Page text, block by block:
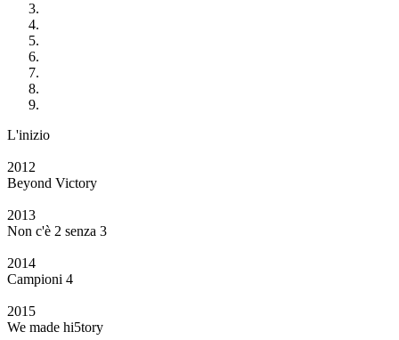
L'inizio
2012
Beyond Victory
2013
Non c'è 2 senza 3
2014
Campioni 4
2015
We made hi5tory